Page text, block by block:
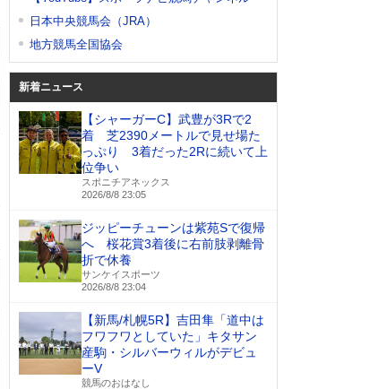
日本中央競馬会（JRA）
地方競馬全国協会
新着ニュース
【シャーガーC】武豊が3Rで2
着 芝2390メートルで見せ場た
っぷり 3着だった2Rに続いて上
位争い
スポニチアネックス
2026/8/8 23:05
ジッピーチューンは紫苑Sで復帰
へ 桜花賞3着後に右前肢剥離骨
折で休養
サンケイスポーツ
2026/8/8 23:04
【新馬/札幌5R】吉田隼「道中は
フワフワとしていた」キタサン
産駒・シルバーウィルがデビュ
ーV
競馬のおはなし